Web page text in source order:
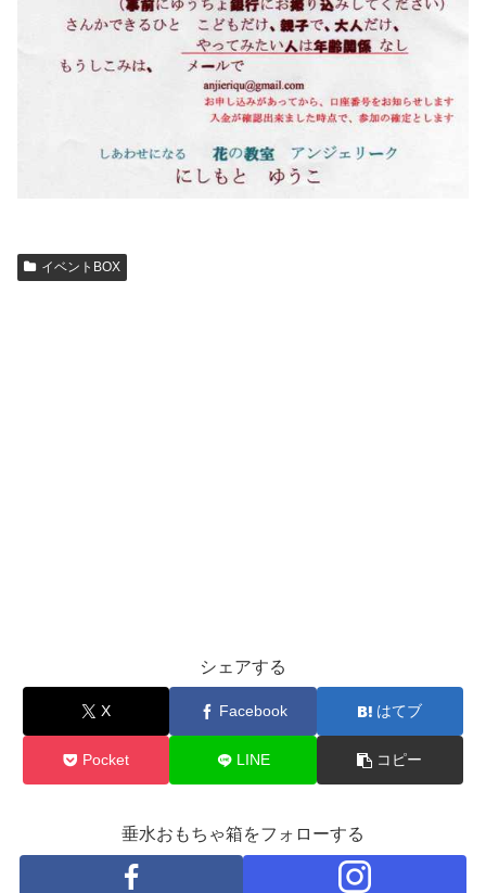
イベントBOX
シェアする
X Facebook はてブ
Pocket LINE コピー
垂水おもちゃ箱をフォローする